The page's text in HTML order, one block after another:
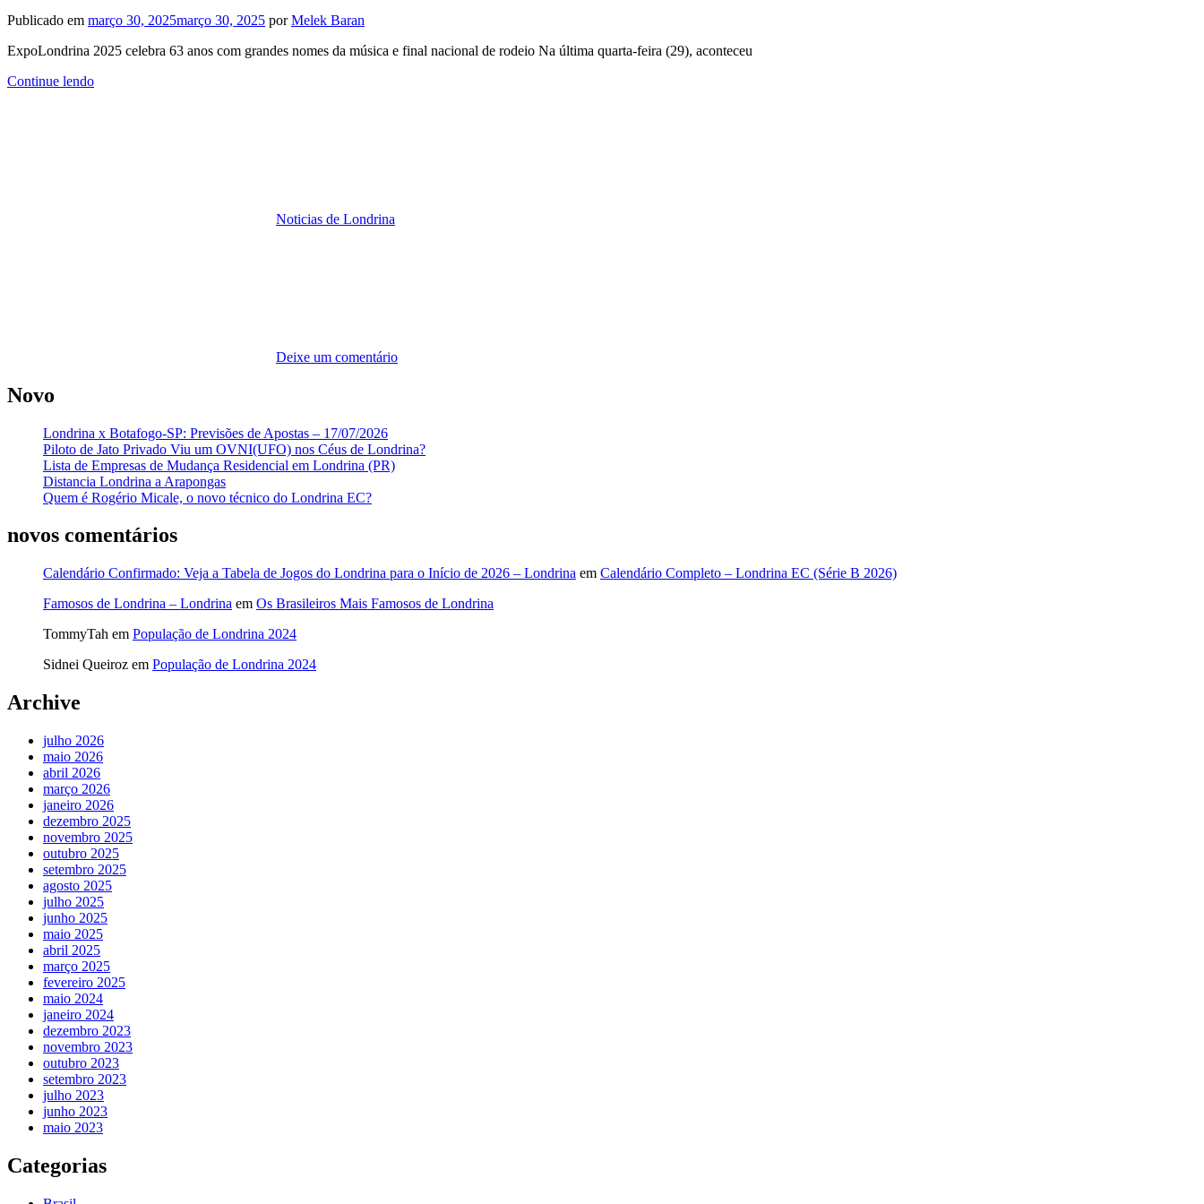
Publicado em março 30, 2025março 30, 2025 porMelek Baran
ExpoLondrina 2025 celebra 63 anos com grandes nomes da música e final nacional de rodeio Na última quarta-feira (29), aconteceu
Continue lendo
Noticias de Londrina
Deixe um comentário
Novo
Londrina x Botafogo-SP: Previsões de Apostas – 17/07/2026
Piloto de Jato Privado Viu um OVNI(UFO) nos Céus de Londrina?
Lista de Empresas de Mudança Residencial em Londrina (PR)
Distancia Londrina a Arapongas
Quem é Rogério Micale, o novo técnico do Londrina EC?
novos comentários
Calendário Confirmado: Veja a Tabela de Jogos do Londrina para o Início de 2026 – Londrina em Calendário Completo – Londrina EC (Série B 2026)
Famosos de Londrina – Londrina em Os Brasileiros Mais Famosos de Londrina
TommyTah em População de Londrina 2024
Sidnei Queiroz em População de Londrina 2024
Archive
julho 2026
maio 2026
abril 2026
março 2026
janeiro 2026
dezembro 2025
novembro 2025
outubro 2025
setembro 2025
agosto 2025
julho 2025
junho 2025
maio 2025
abril 2025
março 2025
fevereiro 2025
maio 2024
janeiro 2024
dezembro 2023
novembro 2023
outubro 2023
setembro 2023
julho 2023
junho 2023
maio 2023
Categorias